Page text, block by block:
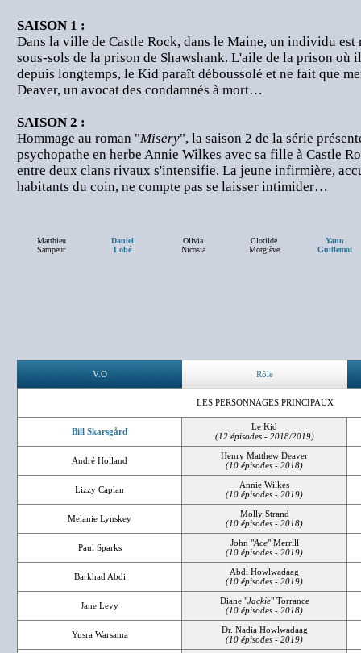
SAISON 1 :
Dans la ville de Castle Rock, dans le Maine, un individu est
sous-sols de la prison de Shawshank. L'aile de la prison où
depuis longtemps, le Kid paraît déboussolé et ne fait que
Deaver, un avocat des condamnés à mort…
SAISON 2 :
Hommage au roman "Misery", la saison 2 de la série
psychopathe en herbe Annie Wilkes avec sa fille à Castle
entre deux clans rivaux s'intensifie. La jeune infirmière,
habitants du coin, ne compte pas se laisser intimider…
Matthieu
Sampeur
Daniel
Lobé
Olivia
Nicosia
Clotilde
Morgiève
Yann
Guillemot
V.O Rôle
LES PERSONNAGES PRINCIPAUX
Bill Skarsgård
Le Kid
(12 épisodes - 2018/2019)
André Holland
Henry Matthew Deaver
(10 épisodes - 2018)
Lizzy Caplan
Annie Wilkes
(10 épisodes - 2019)
Melanie Lynskey
Molly Strand
(10 épisodes - 2018)
Paul Sparks John "Ace" Merrill
(10 épisodes - 2019)
Barkhad Abdi
Abdi Howlwadaag
(10 épisodes - 2019)
Jane Levy Diane "Jackie" Torrance
(10 épisodes - 2018)
Yusra Warsama
Dr. Nadia Howlwadaag
(10 épisodes - 2019)